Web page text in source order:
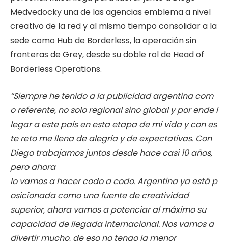
Medvedocky una de las agencias emblema a nivel
creativo de la red y al mismo tiempo consolidar a la
sede como Hub de Borderless, la operación sin
fronteras de Grey, desde su doble rol de Head of
Borderless Operations.
“Siempre he tenido a la publicidad argentina com
o referente, no solo regional sino global y por ende l
legar a este país en esta etapa de mi vida y con es
te reto me llena de alegría y de expectativas. Con
Diego trabajamos juntos desde hace casi 10 años,
pero ahora
lo vamos a hacer codo a codo.Argentina ya está p
osicionada como una fuente de creatividad
superior, ahora vamos a potenciar al máximo su
capacidad de llegada internacional. Nos vamos a
divertir mucho, de eso no tengo la menor